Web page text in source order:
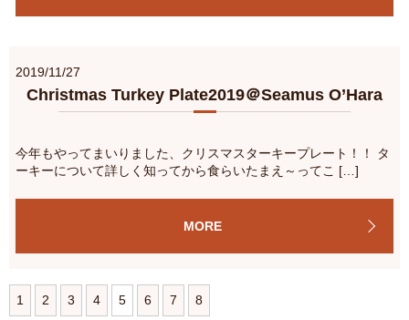
2019/11/27
Christmas Turkey Plate2019＠Seamus O’Hara
今年もやってまいりました、クリスマスターキープレート！！ タ
ーキーについて詳しく知ってから食らいたまえ～ってこ […]
MORE
1 2 3 4 5 6 7 8